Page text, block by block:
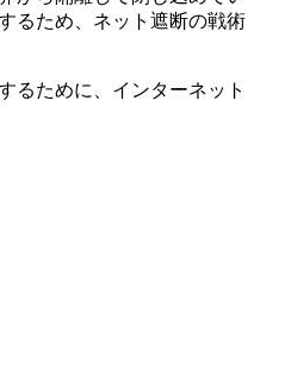
るため、ネット遮断の戦術
るために、インターネット